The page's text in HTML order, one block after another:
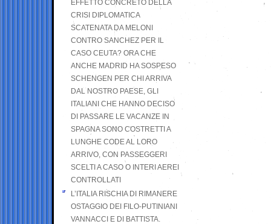
EFFETTO CONCRETO DELLA
CRISI DIPLOMATICA
SCATENATA DA MELONI
CONTRO SANCHEZ PER IL
CASO CEUTA? ORA CHE
ANCHE MADRID HA SOSPESO
SCHENGEN PER CHI ARRIVA
DAL NOSTRO PAESE, GLI
ITALIANI CHE HANNO DECISO
DI PASSARE LE VACANZE IN
SPAGNA SONO COSTRETTI A
LUNGHE CODE AL LORO
ARRIVO, CON PASSEGGERI
SCELTI A CASO O INTERI AEREI
CONTROLLATI
L’ITALIA RISCHIA DI RIMANERE
OSTAGGIO DEI FILO-PUTINIANI
VANNACCI E DI BATTISTA.